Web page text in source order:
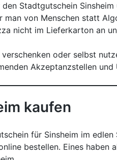
Stadtgutschein
von Menschen statt
nicht im Lieferkarton an
oder selbst
Akzeptanzstellen
kaufen
für Sinsheim im
bestellen. Eines